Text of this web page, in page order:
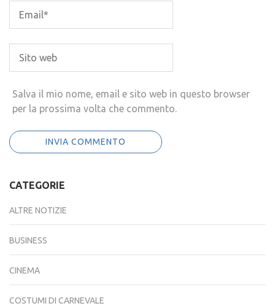
Salva il mio nome, email e sito web in questo browser
per la prossima volta che commento.
CATEGORIE
ALTRE NOTIZIE
BUSINESS
CINEMA
COSTUMI DI CARNEVALE